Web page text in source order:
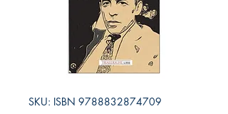
SKU: ISBN 9788832874709